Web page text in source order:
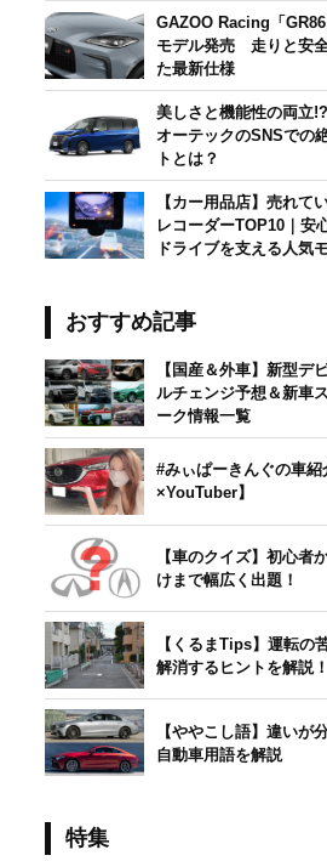
GAZOO Racing「
モデル発売 走りと安
た最新仕様
美しさと機能性の両立
オーテックのSNSでの
トとは？
【カー用品店】売れて
レコーダーTOP10｜安
ドライブを支える人気
おすすめ記事
【国産＆外車】新型デ
ルチェンジ予想＆新車
ーク情報一覧
#みぃぱーきんぐの車
×YouTuber】
【車のクイズ】初心者
けまで幅広く出題！
【くるまTips】運転の
解消するヒントを解説！
【ややこし語】違いが
自動車用語を解説
特集